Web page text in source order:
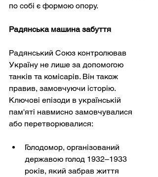
по собі є формою опору.
Радянська машина забуття
Радянський Союз контролював
Україну не лише за допомогою
танків та комісарів. Він також
правив, замовчуючи історію.
Ключові епізоди в українській
пам'яті навмисно замовчувалися
або перетворювалися:
Голодомор, організований
державою голод 1932–1933
років, який забрав життя